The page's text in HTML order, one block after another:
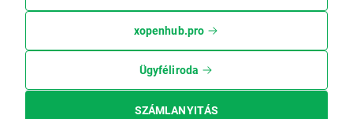
xopenhub.pro
Ügyféliroda
SZÁMLANYITÁS